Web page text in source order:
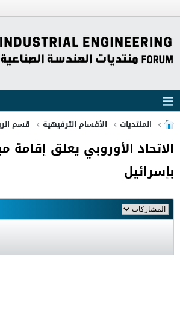
المنتديات الأقسام الترفيهية قسم
الاتحاد الأوروبي يعلق إقامة
بإسرائيل